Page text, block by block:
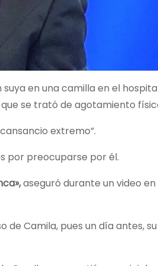
en una camilla en el
se trató de agotamiento
extremo”.
por preocuparse por él.
aseguró durante un video en
de Camila, pues un día antes, su